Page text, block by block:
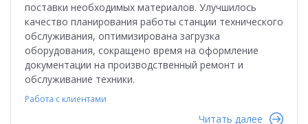
поставки необходимых материалов. Улучшилось
качество планирования работы станции технического
обслуживания, оптимизирована загрузка
оборудования, сокращено время на оформление
документации на производственный ремонт и
обслуживание техники.
Работа с клиентами
Читать далее